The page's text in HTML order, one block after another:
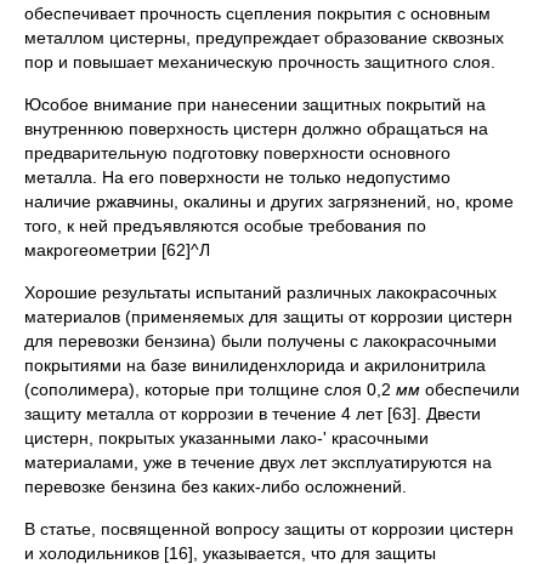
обеспечивает прочность сцепления покрытия с основным
металлом цистерны, предупреж­дает образование сквозных
пор и повышает механическую прочность защитного слоя.
Юсобое внимание при нанесении защитных покрытий на
внут­реннюю поверхность цистерн должно обращаться на
предваритель­ную подготовку поверхности основного
металла. На его поверх­ности не только недопустимо
наличие ржавчины, окалины и других загрязнений, но, кроме
того, к ней предъявляются особые требова­ния по
макрогеометрии [62]^Л
Хорошие результаты испытаний различных лакокрасочных
мате­риалов (применяемых для защиты от коррозии цистерн
для пере­возки бензина) были получены с лакокрасочными
покрытиями на базе винилиденхлорида и акрилонитрила
(сополимера), которые при толщине слоя 0,2 мм обеспечили
защиту металла от коррозии в течение 4 лет [63]. Двести
цистерн, покрытых указанными лако-' красочными
материалами, уже в течение двух лет эксплуатируют­ся на
перевозке бензина без каких-либо осложнений.
В статье, посвященной вопросу защиты от коррозии цистерн
и холодильников [16], указывается, что для защиты